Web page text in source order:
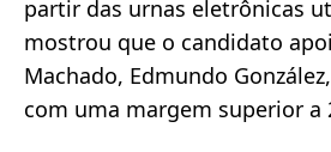
partir das urnas eletrônicas
mostrou que o candidato
Machado, Edmundo
com uma margem superior a